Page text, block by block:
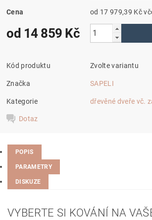
Cena od 17 979,39 Kč
od 14 859 Kč
Kód produktu Zvolte variantu
Značka SAPELI
Kategorie dřevěné dveře vč.
Dotaz
POPIS
PARAMETRY
DISKUZE
VYBERTE SI KOVÁNÍ NA